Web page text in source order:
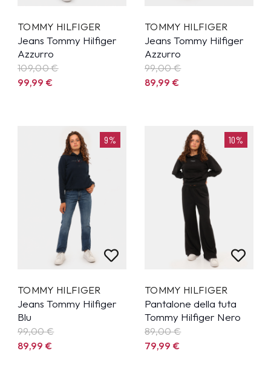
TOMMY HILFIGER
Jeans Tommy Hilfiger
Azzurro
109,00 €
99,99€
TOMMY HILFIGER
Jeans Tommy Hilfiger
Azzurro
99,00 €
89,99€
9%
TOMMY HILFIGER
Jeans Tommy Hilfiger
Blu
99,00 €
89,99€
10%
TOMMY HILFIGER
Pantalone della tuta
Tommy Hilfiger Nero
89,00 €
79,99€